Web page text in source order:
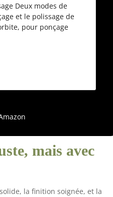
Deux modes de
et le polissage de
pour ponçage
sous charge latérale
confinés, par
le contrôle de
abrasif Peut être
mais avec
la finition soignée, et la